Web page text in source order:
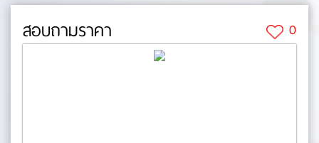
สอบถามราคา 0